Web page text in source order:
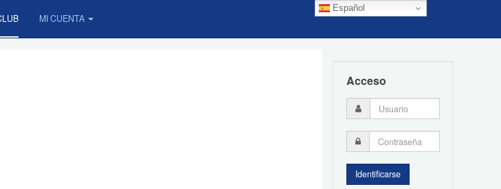
Español
MI CUENTA
Acceso